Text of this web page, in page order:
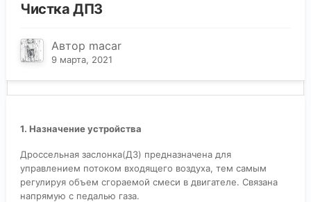
Чистка ДПЗ
Автор macar
9 марта, 2021
1. Назначение устройства
Дроссельная заслонка(ДЗ) предназначена для
управлением потоком входящего воздуха, тем самым
регулируя объем сгораемой смеси в двигателе. Связана
напрямую с педалью газа.